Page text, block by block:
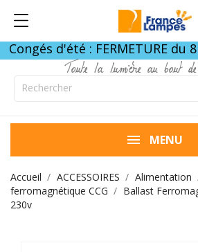
Congés d'été : FERMETURE du
Toute la lumière au bout
MENU
Accueil ACCESSOIRES Alimentation
ferromagnétique CCG
Ballast
230v